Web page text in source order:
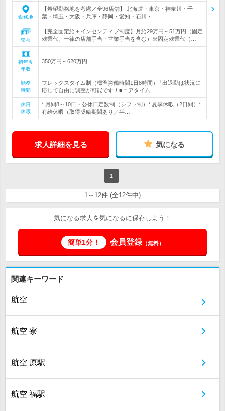
勤務地
【希望勤務地を考慮／全96店舗】 北海道・東京・神奈川・千
葉・埼玉・大阪・兵庫・静岡・愛知・石川・…
給与
【完全固定給＋インセンティブ制度】月給29万円～51万円（固定
残業代、一律の店舗手当・営業手当を含む）※固定残業代（…
初年度
年収
350万円～620万円
勤務
時間
フレックスタイム制（標準労働時間1日8時間）└出退勤は状況に
応じて自由に調整が可能です！■コアタイム…
休日
休暇
* 月間8～10日・公休日定数制（シフト制）* 夏季休暇（2日間）*
有給休暇（取得奨励期間あり／半…
求人詳細を見る 気になる
1
1～12件 (全12件中)
気になる求人を気になるに保存しよう！
簡単1分！ 会員登録（無料）
関連キーワード
航空
航空 寮
航空 原駅
航空 福駅